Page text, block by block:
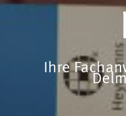
Ihre